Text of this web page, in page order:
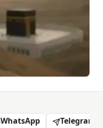
WhatsApp Telegram